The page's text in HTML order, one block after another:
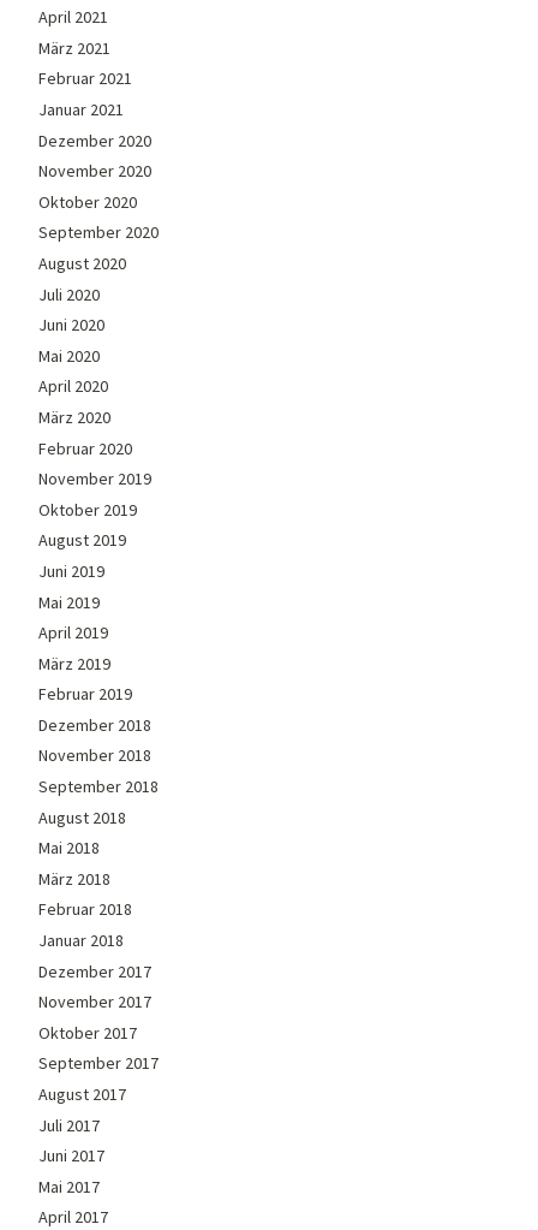
April 2021
März 2021
Februar 2021
Januar 2021
Dezember 2020
November 2020
Oktober 2020
September 2020
August 2020
Juli 2020
Juni 2020
Mai 2020
April 2020
März 2020
Februar 2020
November 2019
Oktober 2019
August 2019
Juni 2019
Mai 2019
April 2019
März 2019
Februar 2019
Dezember 2018
November 2018
September 2018
August 2018
Mai 2018
März 2018
Februar 2018
Januar 2018
Dezember 2017
November 2017
Oktober 2017
September 2017
August 2017
Juli 2017
Juni 2017
Mai 2017
April 2017